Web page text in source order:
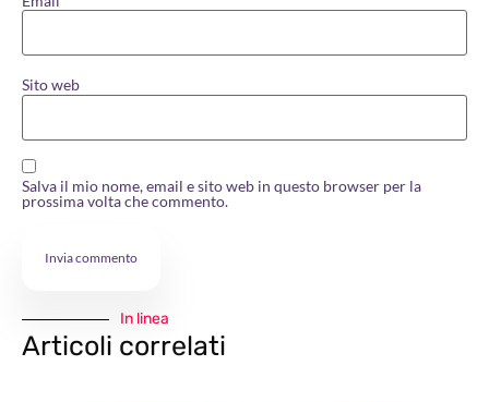
Sito web
Salva il mio nome, email e sito web in questo browser per la
prossima volta che commento.
In linea
Articoli correlati